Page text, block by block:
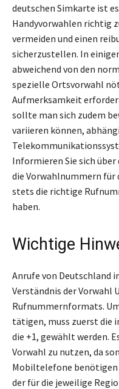
deutschen Simkarte ist
Handyvorwahlen richtig
vermeiden und einen
sicherzustellen. In
abweichend von den
spezielle Ortsvorwahl
Aufmerksamkeit
sollte man sich zudem
variieren können,
Informieren Sie sich
die Vorwahlnummern für
stets die richtige
haben.
Wichtige
Anrufe von Deutschland
Verständnis der Vorwahl
Rufnummernformats.
tätigen, muss zuerst die
die +1, gewählt werden.
Vorwahl zu nutzen, da
Mobiltelefone benötigen
der für die jeweilige